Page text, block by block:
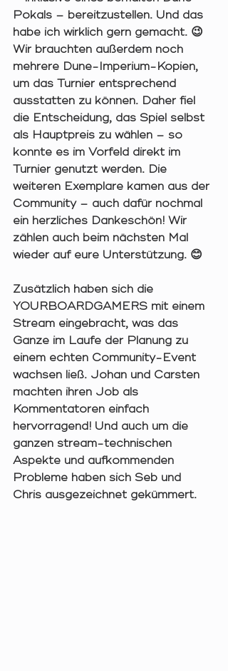
Pokals – bereitzustellen. Und das
habe ich wirklich gern gemacht. 😉
Wir brauchten außerdem noch
mehrere Dune-Imperium-Kopien,
um das Turnier entsprechend
ausstatten zu können. Daher fiel
die Entscheidung, das Spiel selbst
als Hauptpreis zu wählen – so
konnte es im Vorfeld direkt im
Turnier genutzt werden. Die
weiteren Exemplare kamen aus der
Community – auch dafür nochmal
ein herzliches Dankeschön! Wir
zählen auch beim nächsten Mal
wieder auf eure Unterstützung. 😊
Zusätzlich haben sich die
YOURBOARDGAMERS mit einem
Stream eingebracht, was das
Ganze im Laufe der Planung zu
einem echten Community-Event
wachsen ließ. Johan und Carsten
machten ihren Job als
Kommentatoren einfach
hervorragend! Und auch um die
ganzen stream-technischen
Aspekte und aufkommenden
Probleme haben sich Seb und
Chris ausgezeichnet gekümmert.